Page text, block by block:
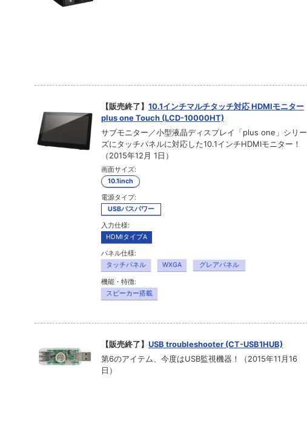
【販売終了】 10.1インチマルチタッチ対応 HDMIモニター
plus one Touch (LCD-10000HT)
サブモニター／小型液晶ディスプレイ「plus one」シリー
ズにタッチパネルに対応した10.1インチHDMIモニター！
（2015年12月 1日）
画面サイズ:
10.1inch
電源タイプ:
USBバスパワー
入力仕様:
HDMIタイプA
パネル仕様:
タッチパネル
WXGA グレアパネル
機能・特徴:
スピーカー搭載
【販売終了】 USB troubleshooter (CT-USB1HUB)
第6のアイテム、今度はUSB監視機器！（2015年11月16
日）